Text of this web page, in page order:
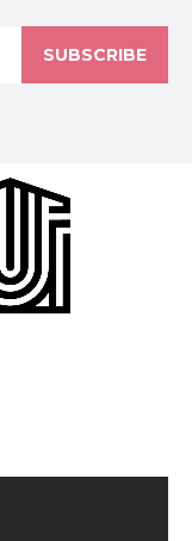
SUBSCRIBE